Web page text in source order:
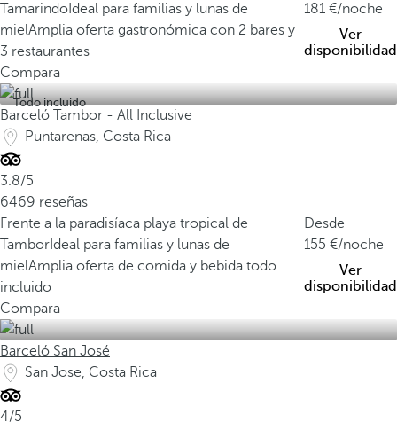
Tamarindo Ideal para familias y lunas de
mielAmplia oferta gastronómica con 2 bares y
3 restaurantes
181
/noche
Ver
disponibilidad
Compara
Todo incluido
Barceló Tambor - All Inclusive
Puntarenas, Costa Rica
3.8/5
6469 reseñas
Frente a la paradisíaca playa tropical de
Tambor Ideal para familias y lunas de
mielAmplia oferta de comida y bebida todo
incluido
Desde
155
/noche
Ver
disponibilidad
Compara
Barceló San José
San Jose, Costa Rica
4/5